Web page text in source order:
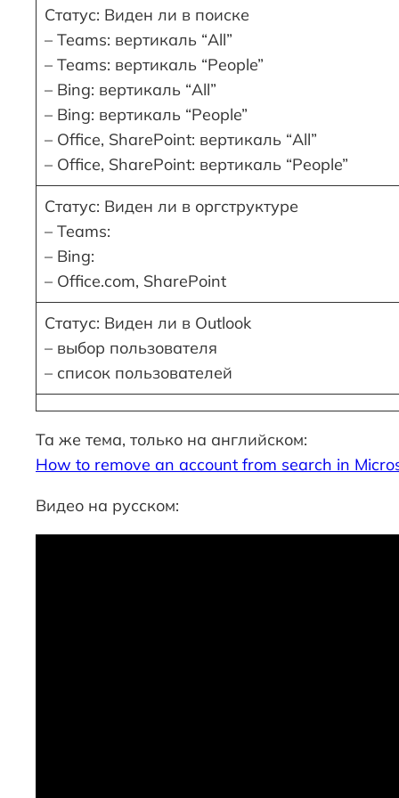
Статус: Виден ли в поиске
– Teams: вертикаль “All”
– Teams: вертикаль “People”
– Bing: вертикаль “All”
– Bing: вертикаль “People”
– Office, SharePoint: вертикаль “All”
– Office, SharePoint: вертикаль “People”
Статус: Виден ли в оргструктуре
– Teams:
– Bing:
– Office.com, SharePoint
Статус: Виден ли в Outlook
– выбор пользователя
– список пользователей
Та же тема, только на английском:
How to remove an account from search in
Видео на русском: